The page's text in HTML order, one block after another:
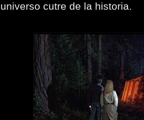
universo cutre de la historia.